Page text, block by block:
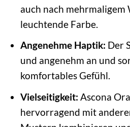
auch nach mehrmaligem
leuchtende Farbe.
Angenehme Haptik: Der
und angenehm an und
komfortables Gefühl.
Vielseitigkeit: Ascona
hervorragend mit